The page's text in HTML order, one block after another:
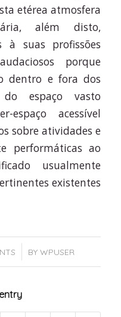
etérea atmosfera
além disto,
à suas profissões
porque
dentro e fora dos
do espaço vasto
espaço acessível
sobre atividades e
performáticas ao
usualmente
existentes
BY WPUSER